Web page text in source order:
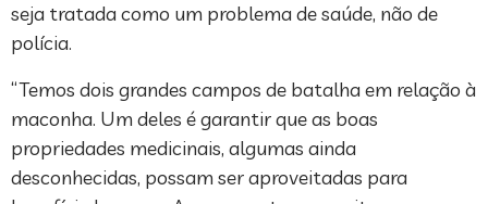
seja tratada como um problema de saúde, não de
polícia.
“Temos dois grandes campos de batalha em relação à
maconha. Um deles é garantir que as boas
propriedades medicinais, algumas ainda
desconhecidas, possam ser aproveitadas para